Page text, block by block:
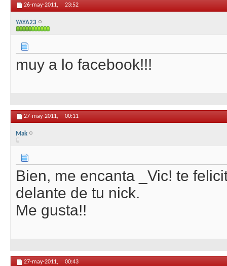
26-may-2011, 23:52
YAYA23
muy a lo facebook!!!
27-may-2011, 00:11
Mak
Bien, me encanta _Vic! te
delante de tu nick.
Me gusta!!
27-may-2011, 00:43